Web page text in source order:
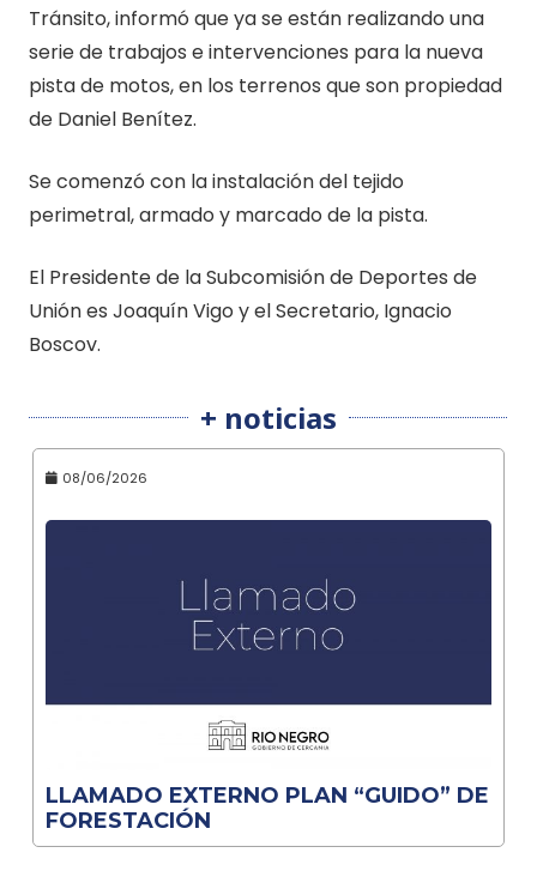
Tránsito, informó que ya se están realizando una
serie de trabajos e intervenciones para la nueva
pista de motos, en los terrenos que son propiedad
de Daniel Benítez.
Se comenzó con la instalación del tejido
perimetral, armado y marcado de la pista.
El Presidente de la Subcomisión de Deportes de
Unión es Joaquín Vigo y el Secretario, Ignacio
Boscov.
+ noticias
08/06/2026
LLAMADO EXTERNO PLAN “GUIDO” DE
FORESTACIÓN